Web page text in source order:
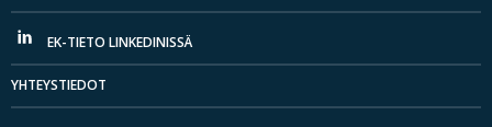
EK-TIETO LINKEDINISSÄ
YHTEYSTIEDOT